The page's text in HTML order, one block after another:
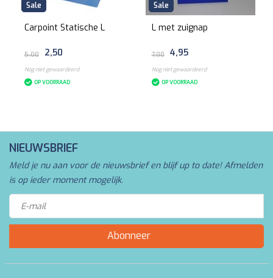
Sale
Carpoint Statische L
5,00 2,50
Nog niet gewaardeerd
OP VOORRAAD
Sale
L met zuignap
7,00 4,95
Nog niet gewaardeerd
OP VOORRAAD
NIEUWSBRIEF
Meld je nu aan voor de nieuwsbrief en blijf up to date! Afmelden
is op ieder moment mogelijk.
Abonneer